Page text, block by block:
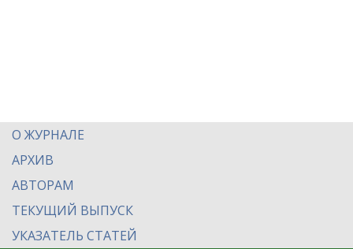
О ЖУРНАЛЕ
АРХИВ
АВТОРАМ
ТЕКУЩИЙ ВЫПУСК
УКАЗАТЕЛЬ СТАТЕЙ